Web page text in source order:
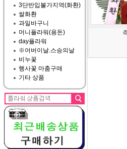
3단반입불가지역(화환)
쌀화환
과일바구니
머니플라워(용돈)
day플라워
※어버이날.스승의날
비누꽃
행사꽃 마춤구매
기타 상품